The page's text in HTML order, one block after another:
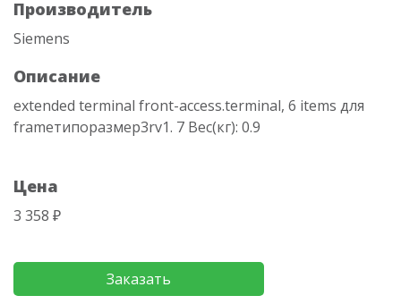
Производитель
Siemens
Описание
extended terminal front-access.terminal, 6 items для
frameтипоразмер3rv1. 7 Вес(кг): 0.9
Цена
3 358 ₽
Заказать